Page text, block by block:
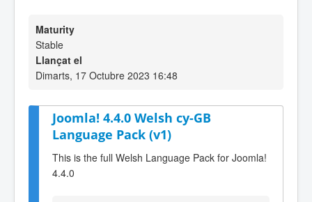
Maturity
Stable
Llançat el
Dimarts, 17 Octubre 2023 16:48
Joomla! 4.4.0 Welsh cy-GB
Language Pack (v1)
This is the full Welsh Language Pack for Joomla!
4.4.0